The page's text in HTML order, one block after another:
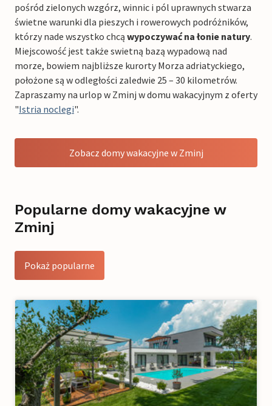
pośród zielonych wzgórz, winnic i pól uprawnych stwarza
świetne warunki dla pieszych i rowerowych podróżników,
którzy nade wszystko chcą wypoczywać na łonie natury.
Miejscowość jest także swietną bazą wypadową nad
morze, bowiem najbliższe kurorty Morza adriatyckiego,
położone są w odległości zaledwie 25 – 30 kilometrów.
Zapraszamy na urlop w Zminj w domu wakacyjnym z oferty
"Istria noclegi".
Zobacz domy wakacyjne w Zminj
Popularne domy wakacyjne w
Zminj
Pokaż popularne